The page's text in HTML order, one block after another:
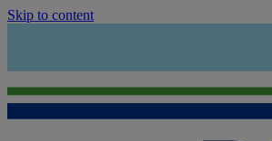
Skip to content